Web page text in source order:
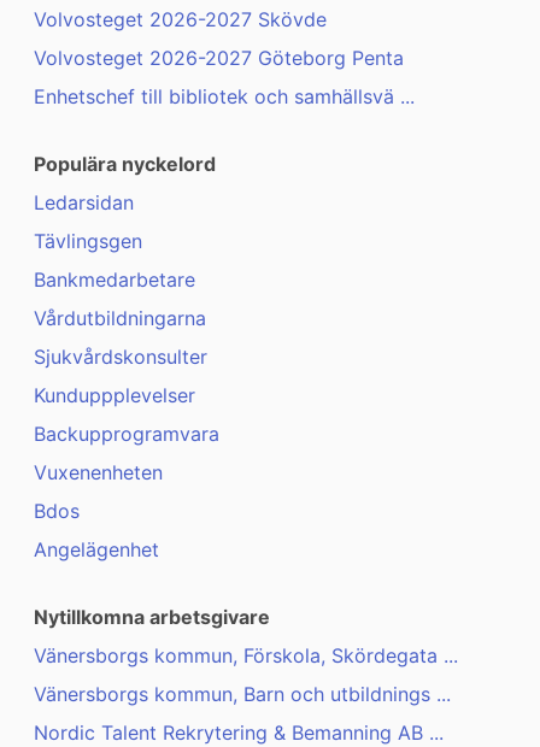
Volvosteget 2026-2027 Skövde
Volvosteget 2026-2027 Göteborg Penta
Enhetschef till bibliotek och samhällsvä ...
Populära nyckelord
Ledarsidan
Tävlingsgen
Bankmedarbetare
Vårdutbildningarna
Sjukvårdskonsulter
Kunduppplevelser
Backupprogramvara
Vuxenenheten
Bdos
Angelägenhet
Nytillkomna arbetsgivare
Vänersborgs kommun, Förskola, Skördegata ...
Vänersborgs kommun, Barn och utbildnings ...
Nordic Talent Rekrytering & Bemanning AB ...